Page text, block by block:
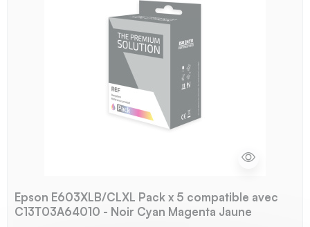
Epson E603XLB/CLXL Pack x 5 compatible avec
C13T03A64010 - Noir Cyan Magenta Jaune